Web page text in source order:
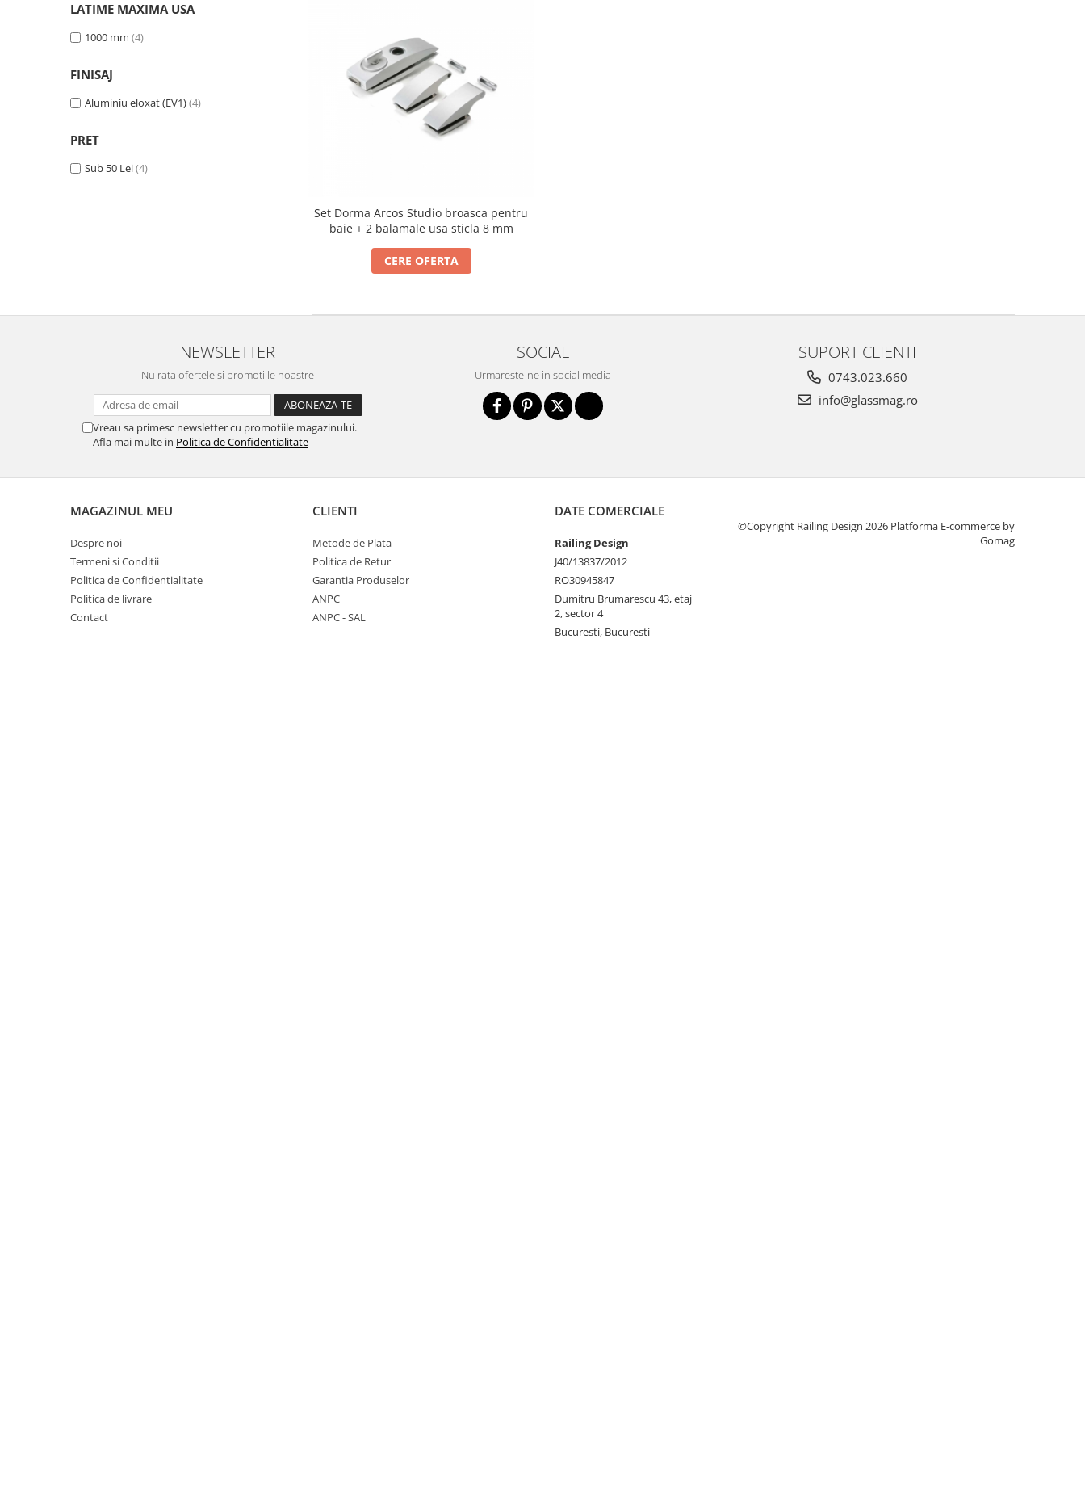
Usi glisante manuale
Usi glisante automate
Usi glisant-telescopice
Pereti amovibili
Profil U cabine dus
Bara stabilizatoare si conectori
Garnituri cabine dus
Profil U balustrada sticla
Cale si garnituri profil U
balustrada sticla
Accesorii profil U balustrada sticla
LATIME MAXIMA USA
1000 mm (4)
FINISAJ
Aluminiu eloxat (EV1)(4)
PRET
Sub 50 Lei(4)
Set Dorma Arcos Studio broasca pentru
baie + 2 balamale usa sticla 8 mm
CERE OFERTA
NEWSLETTER
Nu rata ofertele si promotiile noastre
Vreau sa primesc newsletter cu promotiile magazinului.
Afla mai multe in Politica de Confidentialitate
SOCIAL
Urmareste-ne in social media
SUPORT CLIENTI
0743.023.660
info@glassmag.ro
MAGAZINUL MEU
Despre noi
Termeni si Conditii
Politica de Confidentialitate
Politica de livrare
Contact
CLIENTI
Metode de Plata
Politica de Retur
Garantia Produselor
ANPC
ANPC - SAL
DATE COMERCIALE
Railing Design
J40/13837/2012
RO30945847
Dumitru Brumarescu 43, etaj
2, sector 4
Bucuresti, Bucuresti
©Copyright Railing Design 2026 Platforma E-commerce by
Gomag